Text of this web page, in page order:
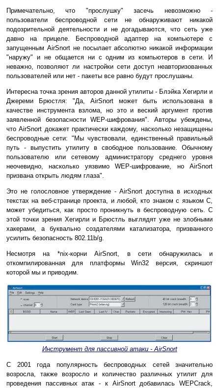
Примечательно, что "прослушку" засечь невозможно -
пользователи беспроводной сети не обнаруживают никакой
подозрительной деятельности и не догадываются, что сеть уже
давно на прицеле. Беспроводной адаптер на компьютере с
запущенным AirSnort не посылает абсолютно никакой информации
"наружу" и не общается ни с одним из компьютеров в сети. И
неважно, позволяют ли настройки сети доступ неавторизованных
пользователей или нет - пакеты все равно будут прослушаны.
Интересна точка зрения авторов данной утилиты - Блэйка Хегирли и
Джереми Брюстля: "Да, AirSnort может быть использована в
качестве инструмента взлома, но это и веский аргумент против
заявленной безопасности WEP-шифрования". Авторы убеждены,
что AirSnort докажет практически каждому, насколько незащищены
беспроводные сети: "Мы чувствовали, единственный правильный
путь - выпустить утилиту в свободное пользование. Обычному
пользователю или сетевому администратору среднего уровня
неочевидно, насколько уязвимо WEP-шифрование, но AirSnort
призвана открыть людям глаза".
Это не голословное утверждение - AirSnort доступна в исходных
текстах на веб-странице проекта, и любой, кто знаком с языком C,
может убедиться, как просто проникнуть в беспроводную сеть. С
этой точки зрения Хегирли и Брюстль выглядят уже не злобными
хакерами, а буквально создателями катализатора, призванного
усилить безопасность 802.11b/g.
Несмотря на *nix-корни AirSnort, в сети обнаружилась и
откомпилированная для платформы Win32 версия, скриншот
которой мы и приводим.
Инструмент для пассивной атаки - AirSnort
С 2001 года популярность беспроводных сетей значительно
возросла, также возросло и количество различных утилит для
проведения пассивных атак - к AirSnort добавилась WEPCrack,